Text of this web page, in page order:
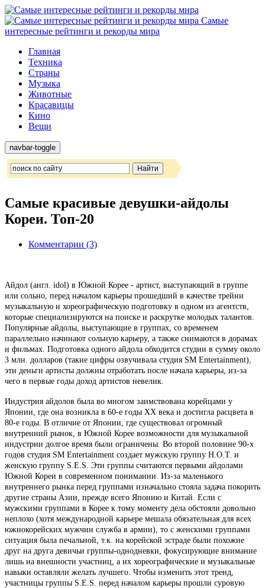
Самые
интересные рейтинги и рекорды мира
Главная
Техника
Страны
Музыка
Животные
Красавицы
Кино
Вещи
navbar-toggle
Cамые красивые девушки-айдолы
Кореи. Топ-20
Комментарии (3)
Айдол (англ. idol) в Южной Корее - артист, выступающий в группе
или сольно, перед началом карьеры прошедший в качестве трейни
музыкальную и хореографическую подготовку в одном из агентств,
которые специализируются на поиске и раскрутке молодых талантов.
Популярные айдолы, выступающие в группах, со временем
параллельно начинают сольную карьеру, а также снимаются в дорамах
и фильмах. Подготовка одного айдола обходится студии в сумму около
3 млн. долларов (такие цифры озвучивала студия SM Entertainment),
эти деньги артисты должны отработать после начала карьеры, из-за
чего в первые годы доход артистов невелик.
Индустрия айдолов была во многом заимствована корейцами у
Японии, где она возникла в 60-е годы ХХ века и достигла расцвета в
80-е годы. В отличие от Японии, где существовал огромный
внутренний рынок, в Южной Корее возможности для музыкальной
индустрии долгое время были ограничены. Во второй половине 90-х
годов студия SM Entertainment создает мужскую группу H.O.T. и
женскую группу S.E.S. Эти группы считаются первыми айдолами
Южной Кореи в современном понимании. Из-за маленького
внутреннего рынка перед группами изначально стояла задача покорить
другие страны Азии, прежде всего Японию и Китай. Если с
мужскими группами в Корее к тому моменту дела обстояли довольно
неплохо (хотя международной карьере мешала обязательная для всех
южнокорейских мужчин служба в армии), то с женскими группами
ситуация была печальной, т.к. на корейской эстраде были похожие
друг на друга девичьи группы-однодневки, фокусирующие внимание
лишь на внешности участниц, а их хореографические и музыкальные
навыки оставляли желать лучшего. Чтобы изменить этот тренд,
участницы группы S.E.S. перед началом карьеры прошли суровую